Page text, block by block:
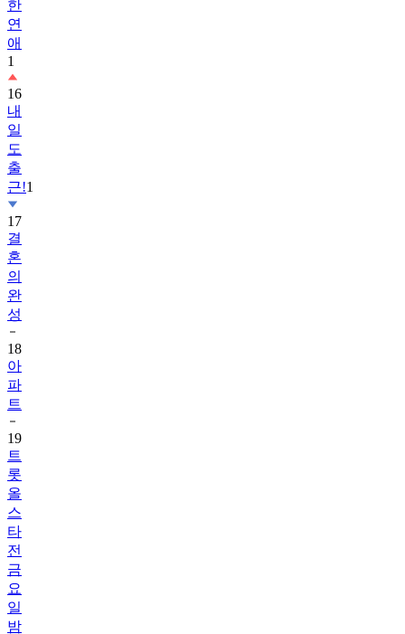
한
연
애
1
16
내
일
도
출
근!1
17
결
혼
의
완
성
18
아
파
트
19
트
롯
올
스
타
전
금
요
일
밤